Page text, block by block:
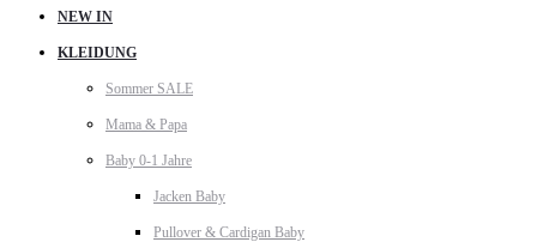
NEW IN
KLEIDUNG
Sommer SALE
Mama & Papa
Baby 0-1 Jahre
Jacken Baby
Pullover & Cardigan Baby